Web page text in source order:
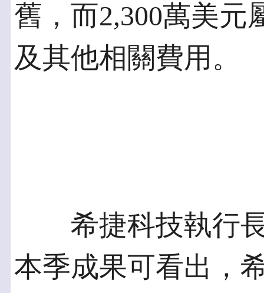
舊，而2,300萬美元
及其他相關費用。
希捷科技執行長
本季成果可看出，